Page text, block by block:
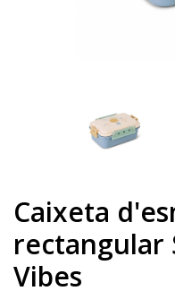
Caixeta
rectangular
Vibes